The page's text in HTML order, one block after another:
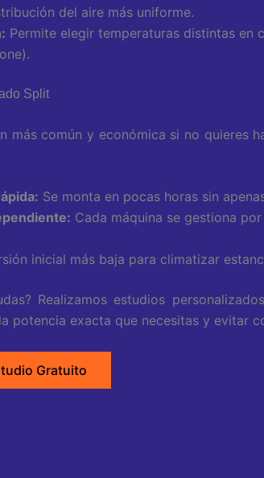
del aire más uniforme.
Permite elegir temperaturas distintas en
Split
más común y económica si no quieres
Se monta en pocas horas sin
Cada máquina se gestiona
inicial más baja para climatizar
Realizamos estudios
potencia exacta que necesitas y evitar
Gratuito